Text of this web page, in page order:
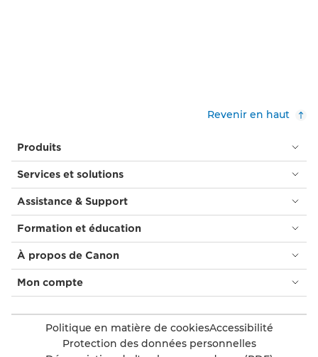
Revenir en haut
Produits
Services et solutions
Assistance & Support
Formation et éducation
À propos de Canon
Mon compte
Politique en matière de cookiesAccessibilité
Protection des données personnelles